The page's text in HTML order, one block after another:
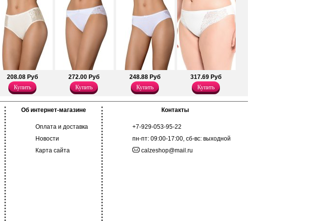
208.08 Руб
Купить
272.00 Руб
Купить
248.88 Руб
Купить
317.69 Руб
Купить
Об интернет-магазине
Оплата и доставка
Новости
Карта сайта
Контакты
+7-929-053-95-22
пн-пт: 09:00-17:00, сб-вс: выходной
calzeshop@mail.ru